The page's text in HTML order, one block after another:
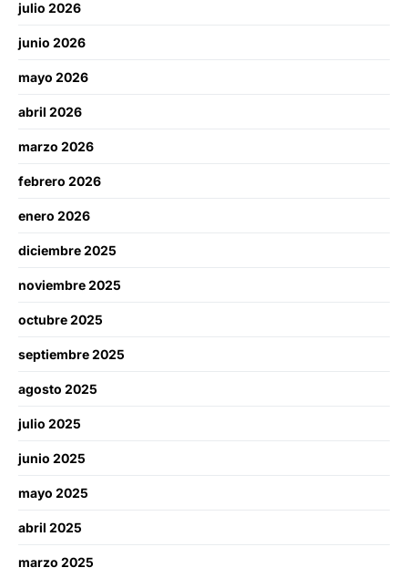
julio 2026
junio 2026
mayo 2026
abril 2026
marzo 2026
febrero 2026
enero 2026
diciembre 2025
noviembre 2025
octubre 2025
septiembre 2025
agosto 2025
julio 2025
junio 2025
mayo 2025
abril 2025
marzo 2025